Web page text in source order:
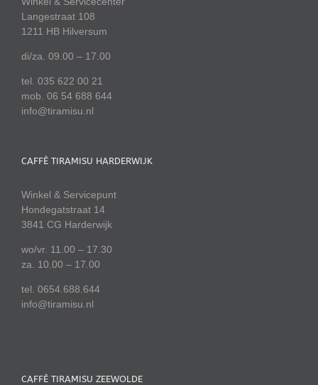
Langestraat 108
1211 HB Hilversum
di/za. 09.00 – 17.00
tel. 035 622 00 21
mob. 06 54 688 644
info@tiramisu.nl
CAFFÈ TIRAMISU HARDERWIJK
Winkel & Servicepunt
Hondegatstraat 14
3841 CG Harderwijk
wo/vr. 11.00 – 17.30
za. 10.00 – 17.00
tel. 0654.688.644
info@tiramisu.nl
CAFFÈ TIRAMISU ZEEWOLDE